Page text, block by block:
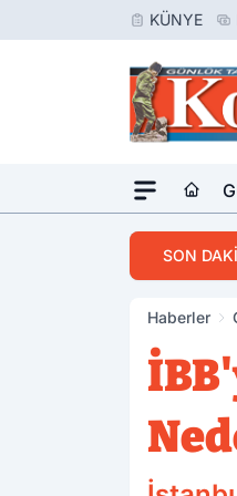
KÜNYE
SON
Haberler